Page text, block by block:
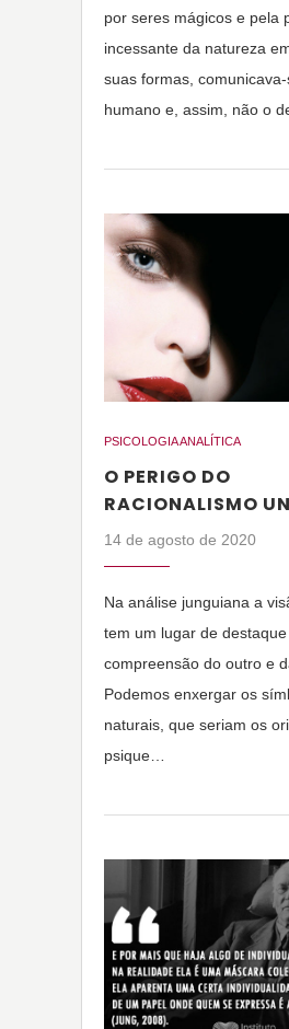
por seres mágicos e pela
incessante da natureza
suas formas,
humano e, assim, não o
PSICOLOGIA ANALÍTICA
O PERIGO DO
RACIONALISMO
14 de agosto de 2020
Na análise junguiana a
tem um lugar de
compreensão do outro e
Podemos enxergar os
naturais, que seriam os
psique…